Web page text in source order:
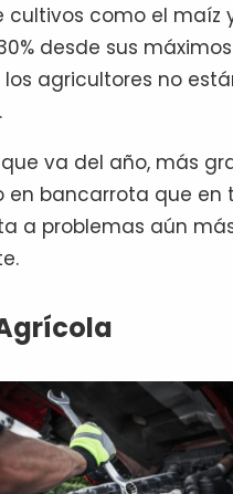
cultivos como el maíz
desde sus
los agricultores no
va del año, más
en bancarrota que en
a problemas aún